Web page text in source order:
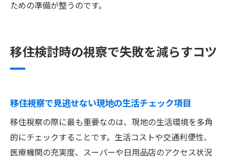
ための準備が整うのです。
移住検討時の視察で失敗を減らすコツ
移住視察で見逃せない現地の生活チェック項目
移住視察の際に最も重要なのは、現地の生活環境を多角
的にチェックすることです。生活コストや交通利便性、
医療機関の充実度、スーパーや日用品店のアクセス状況